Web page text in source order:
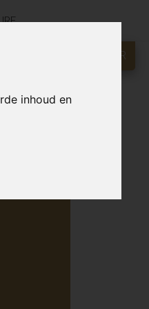
inhoud en
KLIK HIER